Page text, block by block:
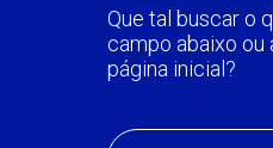
Que tal buscar o
campo abaixo ou
página inicial?